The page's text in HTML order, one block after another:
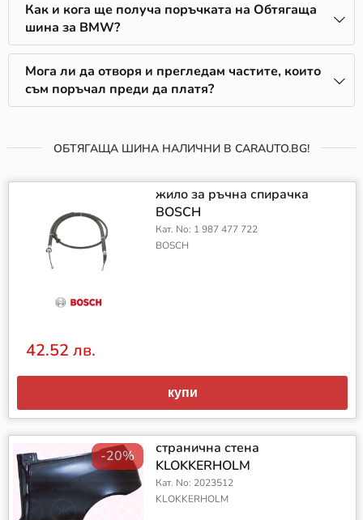
Как и кога ще получа поръчката на Обтягаща
шина за BMW?
Мога ли да отворя и прегледам частите, които
съм поръчал преди да платя?
ОБТЯГАЩА ШИНА НАЛИЧНИ В CARAUTO.BG!
жило за ръчна спирачка
BOSCH
Кат. No: 1 987 477 722
BOSCH
42.52 лв.
купи
-20%
странична стена
KLOKKERHOLM
Кат. No: 2023512
KLOKKERHOLM